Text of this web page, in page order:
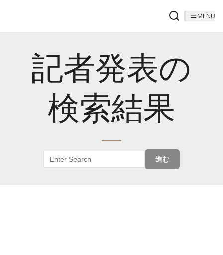
MENU
記者発表の
検索結果
進む